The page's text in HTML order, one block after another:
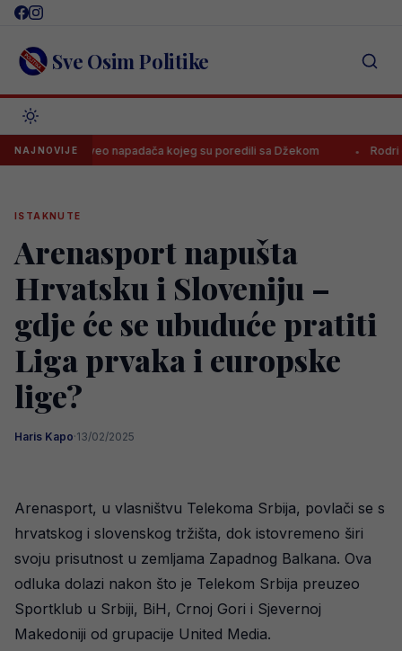
Skip
content Sve Osim Politike
NAJNOVIJE
doveo napadača kojeg su poredili sa Džekom Rodri odbio
ISTAKNUTE
Arenasport napušta
Hrvatsku i Sloveniju –
gdje će se ubuduće pratiti
Liga prvaka i europske
lige?
Haris Kapo·13/02/2025
Arenasport, u vlasništvu Telekoma Srbija, povlači se s
hrvatskog i slovenskog tržišta, dok istovremeno širi
svoju prisutnost u zemljama Zapadnog Balkana. Ova
odluka dolazi nakon što je Telekom Srbija preuzeo
Sportklub u Srbiji, BiH, Crnoj Gori i Sjevernoj
Makedoniji od grupacije United Media.